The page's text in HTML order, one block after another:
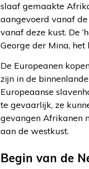
slaaf gemaakte
aangevoerd vanaf
vanaf deze kust. De
George der Mina,
De Europeanen
zijn in de
Europeaanse
te gevaarlijk, ze
gevangen Afrikanen
aan de westkust.
Begin van de